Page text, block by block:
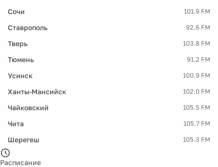
Сочи 101.9 FM
Ставрополь 92.6 FM
Тверь 103.8 FM
Тюмень 91.2 FM
Усинск 100.9 FM
Ханты-Мансийск 102.0 FM
Чайковский 105.5 FM
Чита 105.7 FM
Шерегеш 105.3 FM
Расписание